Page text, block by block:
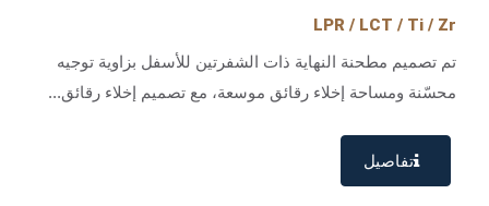
LPR / LCT / Ti / Zr
تم تصميم مطحنة النهاية ذات الشفرتين للأسفل بزاوية توجيه
محسّنة ومساحة إخلاء رقائق موسعة، مع تصميم إخلاء رقائق...
تفاصيل